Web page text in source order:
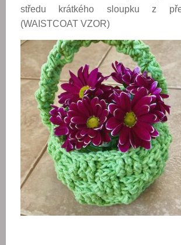
středu krátkého sloupku z
(WAISTCOAT VZOR)